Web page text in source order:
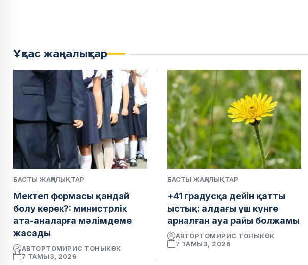
Ұқсас жаңалықтар
БАСТЫ ЖАҢАЛЫҚТАР
Мектеп формасы қандай
болу керек?: министрлік
ата-аналарға мәлімдеме
жасады
АВТОРТОМИРИС ТОНЫКӨК
7 ТАМЫЗ, 2026
БАСТЫ ЖАҢАЛЫҚТАР
+41 градусқа дейін қатты
ыстық: алдағы үш күнге
арналған ауа райы болжамы
АВТОРТОМИРИС ТОНЫКӨК
7 ТАМЫЗ, 2026